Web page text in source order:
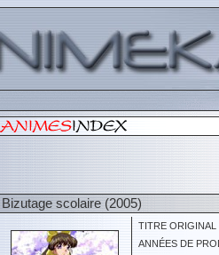
Bizutage scolaire (2005)
TITRE
ANNÉES DE